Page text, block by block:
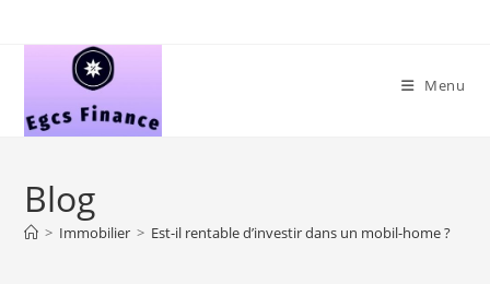
Menu
Blog
> Immobilier > Est-il rentable d’investir dans un mobil-home ?